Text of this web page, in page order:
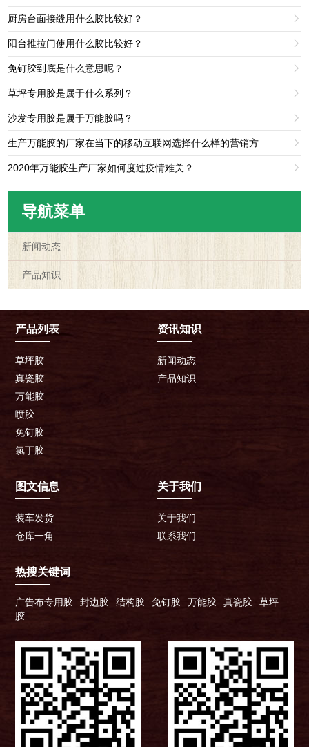
厨房台面接缝用什么胶比较好？ 
阳台推拉门使用什么胶比较好？ 
免钉胶到底是什么意思呢？ 
草坪专用胶是属于什么系列？ 
沙发专用胶是属于万能胶吗？ 

2020年万能胶生产厂家如何度过疫情难关？ 
导航菜单
新闻动态
产品知识
产品列表
草坪胶
真瓷胶
万能胶
喷胶
免钉胶
氯丁胶
资讯知识
新闻动态
产品知识
图文信息
装车发货
仓库一角
关于我们
关于我们
联系我们
热搜关键词
广告布专用胶 封边胶 结构胶 免钉胶 万能胶 真瓷胶
草坪
胶